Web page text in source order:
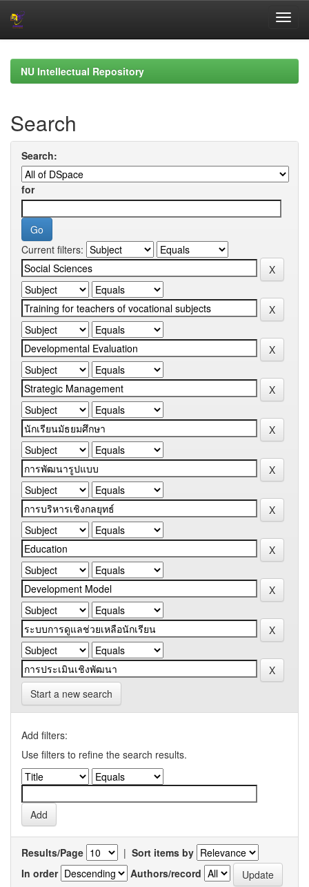
navigationNU Intellectual Repository
Search
Search:
for
Current filters:
Start a new search
Add filters:
Use filters to refine the search results.
Results/Page | Sort items by
In order
Authors/record